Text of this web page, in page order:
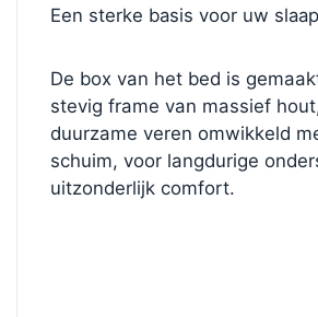
Een sterke basis voor uw slaap
De box van het bed is
stevig frame van massief
duurzame veren omwikkeld
schuim, voor langdurige
uitzonderlijk comfort.